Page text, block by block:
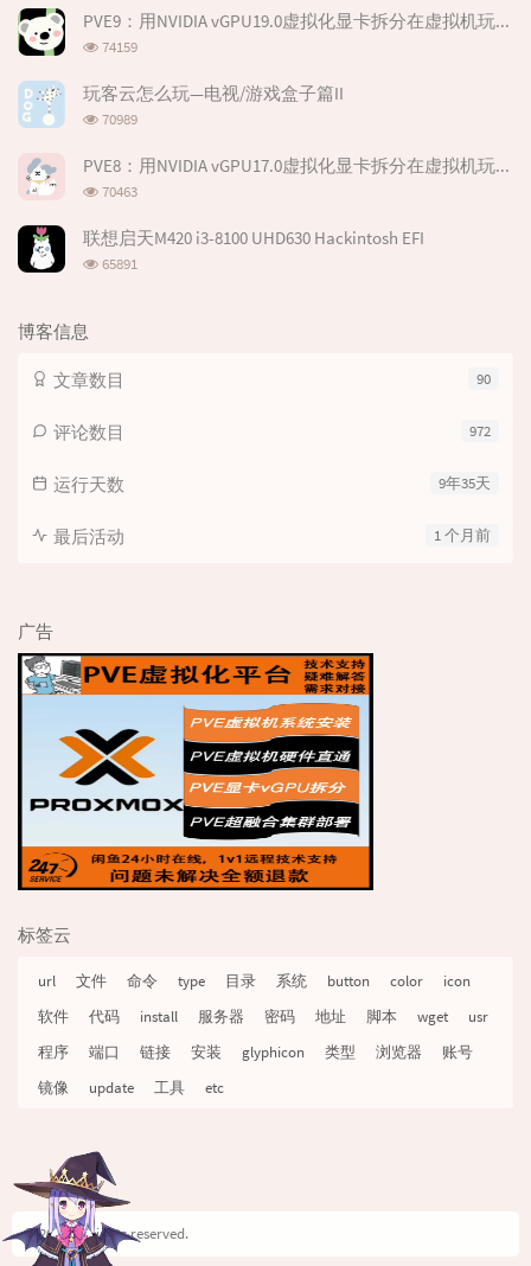
次
数:
PVE9：用NVIDIA vGPU19.0虚拟化显卡拆分在虚拟机玩游戏
浏
次
数:
74159
玩客云怎么玩—电视/游戏盒子篇II
浏
次
数:
70989
PVE8：用NVIDIA vGPU17.0虚拟化显卡拆分在虚拟机玩游戏--基于P106-100
浏
次
数:
70463
联想启天M420 i3-8100 UHD630 Hackintosh EFI
浏
65891
博客信息
90
文章数目
972
评论数目
9年35天
运行天数
1 个月前
最后活动
广告
标签云
url 文件 命令 type 目录 系统 button color
icon
软件
代码 install 服务器 密码 地址 脚本 wget
usr
程序
端口 链接 安装 glyphicon 类型 浏览器
账号
镜像
update 工具 etc
© 2026 All rights reserved.